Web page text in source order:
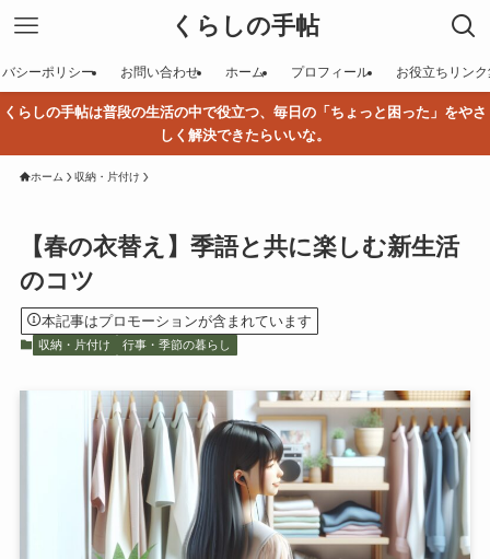
くらしの手帖
シーポリシー お問い合わせ ホーム プロフィール お役立ちリン
くらしの手帖は普段の生活の中で役立つ、毎日の「ちょっと困った」をやさ
しく解決できたらいいな。
ホーム 収納・片付け
【春の衣替え】季語と共に楽しむ新生活
のコツ
本記事はプロモーションが含まれています
収納・片付け 行事・季節の暮らし